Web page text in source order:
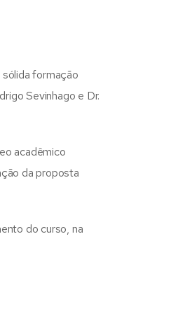
formação
Sevinhago e Dr.
acadêmico
da proposta
do curso, na